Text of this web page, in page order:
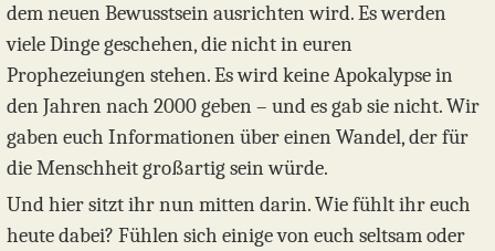
dem neuen Bewusstsein ausrichten wird. Es werden
viele Dinge geschehen, die nicht in euren
Prophezeiungen stehen. Es wird keine Apokalypse in
den Jahren nach 2000 geben – und es gab sie nicht. Wir
gaben euch Informationen über einen Wandel, der für
die Menschheit großartig sein würde.
Und hier sitzt ihr nun mitten darin. Wie fühlt ihr euch
heute dabei? Fühlen sich einige von euch seltsam oder